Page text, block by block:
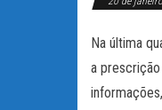
Na última
a